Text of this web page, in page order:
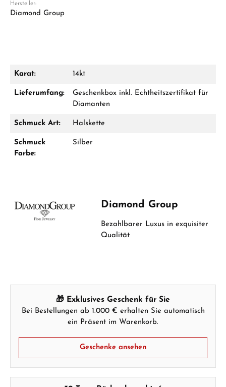
Damon Reiners
Fragen? Wir beraten Sie persönlich:
Mo–Fr: 10:00 – 17:00 - Sam: 10:00 - 14:00
Geschenk im Warenkorb.
Hersteller- & Produktsicherheit
Hersteller:
Diamond Group
Karat: 14kt
Lieferumfang:
Geschenkbox inkl. Echtheitszertifikat für
Diamanten
Schmuck Art: Halskette
Schmuck
Farbe:
Silber
Diamond Group
Bezahlbarer Luxus in exquisiter
Qualität
🎁 Exklusives Geschenk für Sie
Bei Bestellungen ab 1.000 € erhalten Sie automatisch
ein Präsent im Warenkorb.
Geschenke ansehen